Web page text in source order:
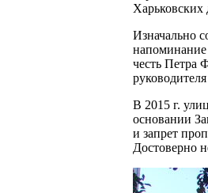
Харьковских
Изначально
напоминание
честь Петра
В 2015 г.
основании
и запрет
Достоверно